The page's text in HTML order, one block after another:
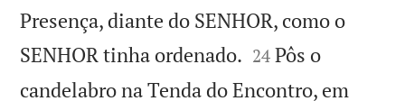
Presença, diante do SENHOR, como o
SENHOR tinha ordenado. 

24 Pôs o
candelabro na Tenda do Encontro, em